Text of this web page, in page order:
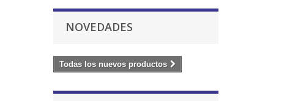
NOVEDADES
Todas los nuevos productos